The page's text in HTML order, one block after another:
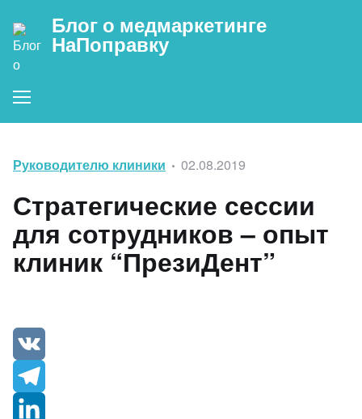
Блог о медмаркетинге
НаПоправку
Menu
Categories
Руководителю клиники
Posted
02.08.2019
Стратегические сессии
для сотрудников – опыт
клиник “ПрезиДент”
V
K
T